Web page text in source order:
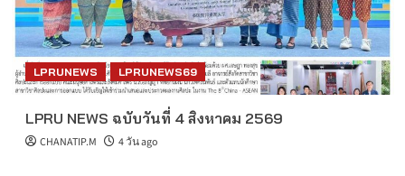
LPRUNEWS LPRUNEWS69
LPRU NEWS ฉบับวันที่ 4 สิงหาคม 2569
CHANATIP.M 4 วัน ago